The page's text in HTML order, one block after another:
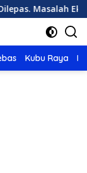
Masalah Ekspor
Kubu Raya